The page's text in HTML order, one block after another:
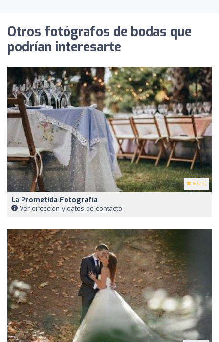
Otros fotógrafos de bodas que
podrían interesarte
5 (23)
La Prometida Fotografía
Ver dirección y datos de contacto